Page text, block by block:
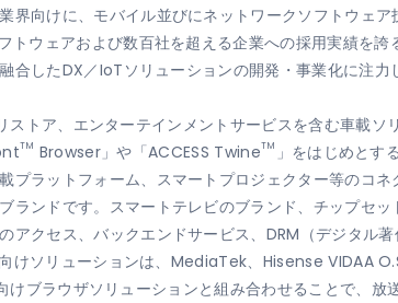
界向けに、モバイル並びにネットワークソフトウェ
トウェアおよび数百社を超える企業への採用実績を
合したDX／IoTソリューションの開発・事業化に注
トア、エンターテインメントサービスを含む車載ソ
TM Browser」や「ACCESS TwineTM 」をはじめとす
プラットフォーム、スマートプロジェクター等のコ
ンドです。スマートテレビのブランド、チップセ
アクセス、バックエンドサービス、DRM（デジタル
けソリューションは、MediaTek、Hisense VIDAA
ブラウザソリューションと組み合わせることで、放